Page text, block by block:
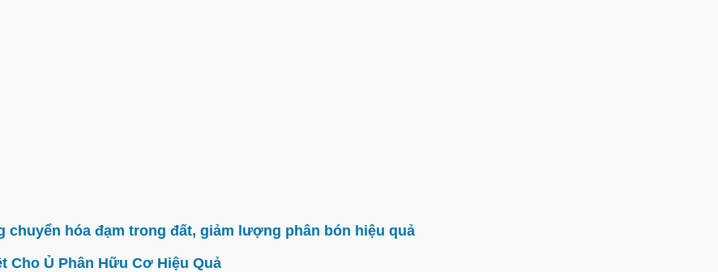
chuyển hóa đạm trong đất, giảm lượng phân bón hiệu quả
Cho Ủ Phân Hữu Cơ Hiệu Quả